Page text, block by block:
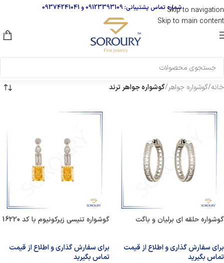
Skip to navigation
Skip to main content
شماره تماس پشتیبانی: 09123393109و 09374241041
خانه/گوشواره جواهر/گوشواره جواهر ترند
گوشواره حلقه ای برلیان و باگت
برای سفارش گذاری و اطلاع از قیمت
تماس بگیرید
گوشواره تنیسی زیرکونیوم با کد 16220
برای سفارش گذاری و اطلاع از قیمت
تماس بگیرید